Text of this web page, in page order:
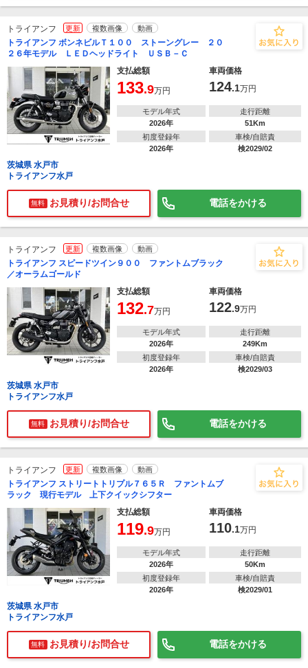
トライアンフ 更新 複数画像 動画
トライアンフ ボンネビルＴ１００ ストーングレー ２０
２６年モデル ＬＥＤヘッドライト ＵＳＢ－Ｃ
支払総額
車両価格
133.9万円 124.1万円
モデル年式
2026年
走行距離
51Km
初度登録年
2026年
車検/自賠責
検2029/02
茨城県 水戸市
トライアンフ水戸
無料 お見積り/お問合せ 電話をかける
トライアンフ 更新 複数画像 動画
トライアンフ スピードツイン９００ ファントムブラック
／オーラムゴールド
支払総額
車両価格
132.7万円 122.9万円
モデル年式
2026年
走行距離
249Km
初度登録年
2026年
車検/自賠責
検2029/03
茨城県 水戸市
トライアンフ水戸
無料 お見積り/お問合せ 電話をかける
トライアンフ 更新 複数画像 動画
トライアンフ ストリートトリプル７６５Ｒ ファントムブ
ラック 現行モデル 上下クイックシフター
支払総額
車両価格
119.9万円 110.1万円
モデル年式
2026年
走行距離
50Km
初度登録年
2026年
車検/自賠責
検2029/01
茨城県 水戸市
トライアンフ水戸
無料 お見積り/お問合せ 電話をかける